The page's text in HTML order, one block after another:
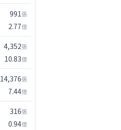
991張
2.77億
4,352張
10.83億
14,376張
7.44億
316張
0.94億